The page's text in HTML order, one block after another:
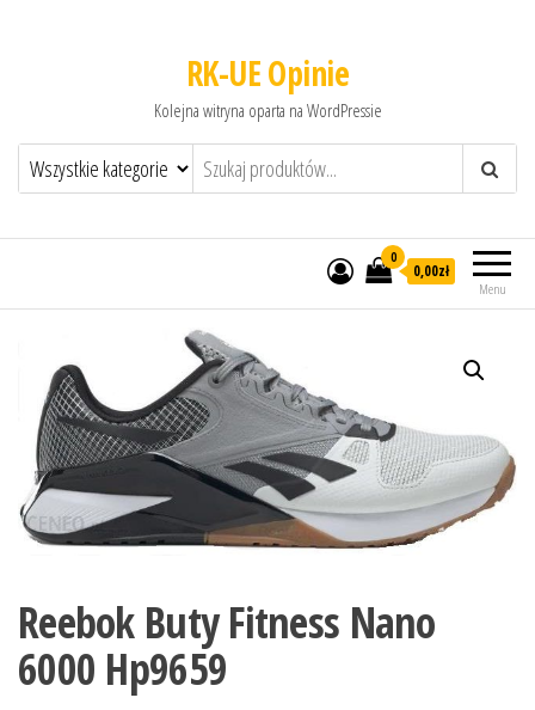
RK-UE Opinie
Kolejna witryna oparta na WordPressie
Menu
0
0,00zł
Reebok Buty Fitness Nano
6000 Hp9659